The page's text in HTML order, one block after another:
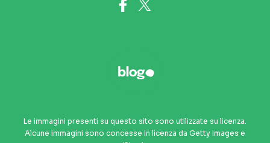
Le immagini presenti su questo sito sono utilizzate su licenza.
Alcune immagini sono concesse in licenza da Getty Images e